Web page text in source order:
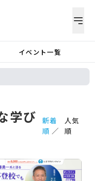
イベント一覧
学び
新着
順
人気
順